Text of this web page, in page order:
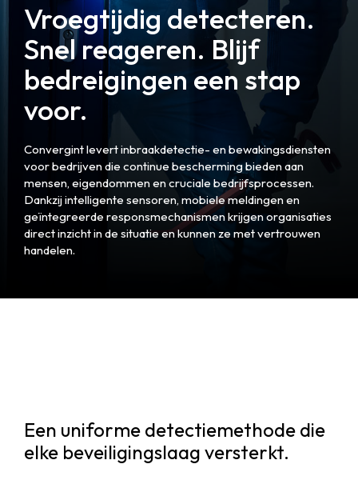
Vroegtijdig detecteren.
Snel reageren. Blijf
bedreigingen een stap
voor.
Convergint levert inbraakdetectie- en bewakingsdiensten
voor bedrijven die continue bescherming bieden aan
mensen, eigendommen en cruciale bedrijfsprocessen.
Dankzij intelligente sensoren, mobiele meldingen en
geïntegreerde responsmechanismen krijgen organisaties
direct inzicht in de situatie en kunnen ze met vertrouwen
handelen.
Een uniforme detectiemethode die
elke beveiligingslaag versterkt.